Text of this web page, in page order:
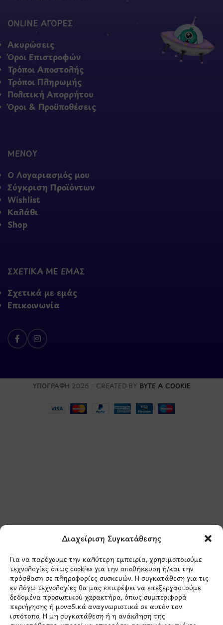
Διαχείριση Συγκατάθεσης
Για να παρέχουμε την καλύτερη εμπειρία, χρησιμοποιούμε
τεχνολογίες όπως cookies για την αποθήκευση ή/και την
πρόσβαση σε πληροφορίες συσκευών. Η συγκατάθεση για τις
εν λόγω τεχνολογίες θα μας επιτρέψει να επεξεργαστούμε
δεδομένα προσωπικού χαρακτήρα, όπως συμπεριφορά
περιήγησης ή μοναδικά αναγνωριστικά σε αυτόν τον
ιστότοπο. Η μη συγκατάθεση ή η ανάκληση της
ONLINE ΑΓΟΡΕΣ
Ακυρώσεις
Όροι Επιστροφών
Τρόποι Αποστολής
Τρόποι Πληρωμής
Πολιτική Απορρήτου
Όροι & Προϋποθέσεις
ΜΕΝΟΥ
Ο Λογαριασμός μου
Σύγκριση Προϊόντων
Wishlist
Καλάθι
Shop
ΣΧΕΤΙΚΑ ΜΕ ΕΜΑΣ
Σχετικά με εμάς
Επικοινωνία
ΥΠΟΓΡΑΦΗ 2026 - CREATED BY BYTE A COOKIE
Έχω διαβάσει και συμφωνώ με την
Πολιτική Απορρήτου